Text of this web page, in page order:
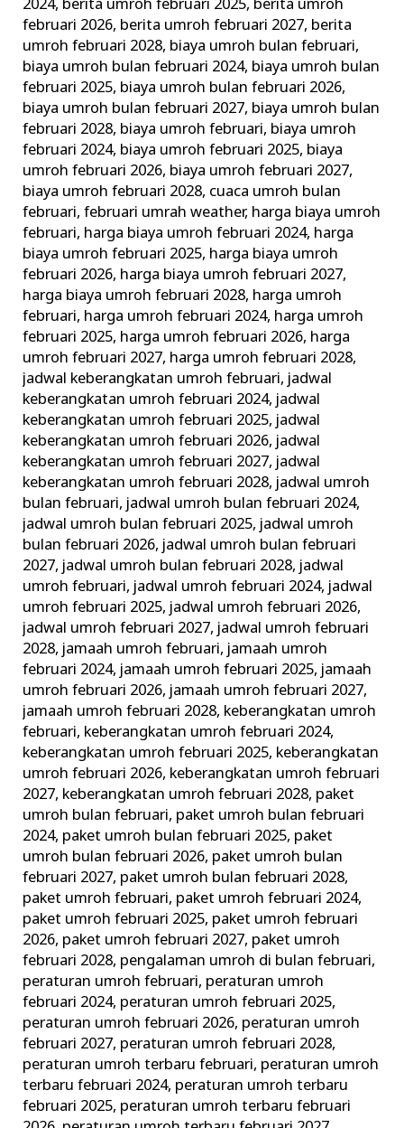
2024, berita umroh februari 2025, berita umroh
februari 2026, berita umroh februari 2027, berita
umroh februari 2028, biaya umroh bulan februari,
biaya umroh bulan februari 2024, biaya umroh bulan
februari 2025, biaya umroh bulan februari 2026,
biaya umroh bulan februari 2027, biaya umroh bulan
februari 2028, biaya umroh februari, biaya umroh
februari 2024, biaya umroh februari 2025, biaya
umroh februari 2026, biaya umroh februari 2027,
biaya umroh februari 2028, cuaca umroh bulan
februari,februari umrah weather, harga biaya umroh
februari, harga biaya umroh februari 2024, harga
biaya umroh februari 2025, harga biaya umroh
februari 2026, harga biaya umroh februari 2027,
harga biaya umroh februari 2028, harga umroh
februari, harga umroh februari 2024, harga umroh
februari 2025, harga umroh februari 2026, harga
umroh februari 2027, harga umroh februari 2028,
jadwal keberangkatan umroh februari, jadwal
keberangkatan umroh februari 2024, jadwal
keberangkatan umroh februari 2025, jadwal
keberangkatan umroh februari 2026, jadwal
keberangkatan umroh februari 2027, jadwal
keberangkatan umroh februari 2028, jadwal umroh
bulan februari, jadwal umroh bulan februari 2024,
jadwal umroh bulan februari 2025, jadwal umroh
bulan februari 2026, jadwal umroh bulan februari
2027, jadwal umroh bulan februari 2028, jadwal
umroh februari, jadwal umroh februari 2024, jadwal
umroh februari 2025, jadwal umroh februari 2026,
jadwal umroh februari 2027, jadwal umroh februari
2028, jamaah umroh februari, jamaah umroh
februari 2024, jamaah umroh februari 2025, jamaah
umroh februari 2026, jamaah umroh februari 2027,
jamaah umroh februari 2028, keberangkatan umroh
februari, keberangkatan umroh februari 2024,
keberangkatan umroh februari 2025, keberangkatan
umroh februari 2026, keberangkatan umroh februari
2027, keberangkatan umroh februari 2028, paket
umroh bulan februari, paket umroh bulan februari
2024, paket umroh bulan februari 2025, paket
umroh bulan februari 2026, paket umroh bulan
februari 2027, paket umroh bulan februari 2028,
paket umroh februari, paket umroh februari 2024,
paket umroh februari 2025, paket umroh februari
2026, paket umroh februari 2027, paket umroh
februari 2028, pengalaman umroh di bulan februari,
peraturan umroh februari, peraturan umroh
februari 2024, peraturan umroh februari 2025,
peraturan umroh februari 2026, peraturan umroh
februari 2027, peraturan umroh februari 2028,
peraturan umroh terbaru februari, peraturan umroh
terbaru februari 2024, peraturan umroh terbaru
februari 2025, peraturan umroh terbaru februari